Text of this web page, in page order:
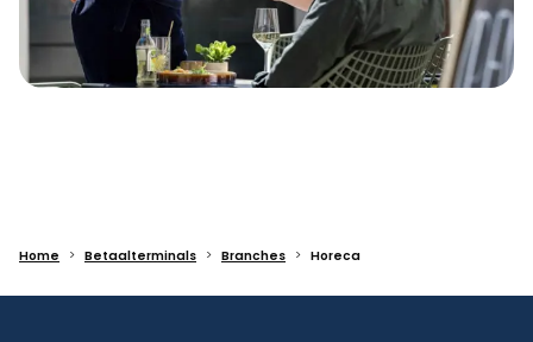
Home Betaalterminals Branches Horeca